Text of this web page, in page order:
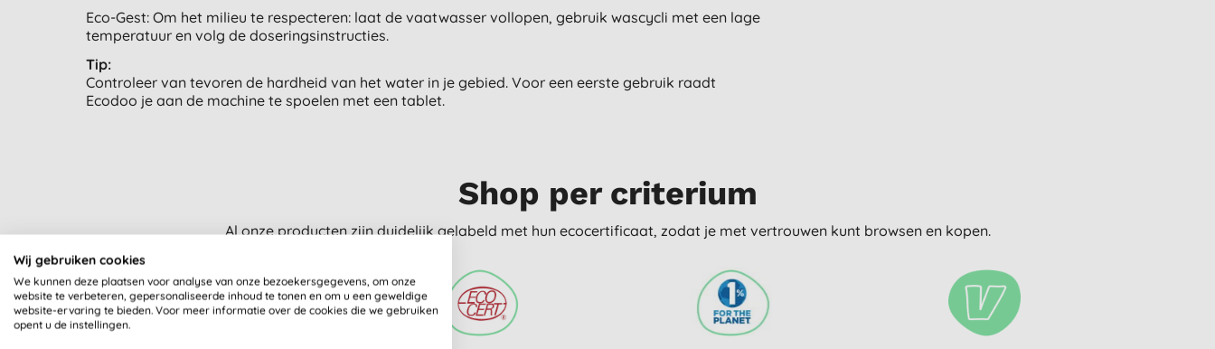
Eco-Gest: Om het milieu te respecteren: laat de vaatwasser vollopen, gebruik wascycli met een lage
temperatuur en volg de doseringsinstructies.
Tip:
Controleer van tevoren de hardheid van het water in je gebied. Voor een eerste gebruik raadt
Ecodoo je aan de machine te spoelen met een tablet.
Shop per criterium
Al onze producten zijn duidelijk gelabeld met hun ecocertificaat, zodat je met vertrouwen kunt browsen en kopen.
Wij gebruiken cookies
We kunnen deze plaatsen voor analyse van onze bezoekersgegevens, om onze
website te verbeteren, gepersonaliseerde inhoud te tonen en om u een geweldige
website-ervaring te bieden. Voor meer informatie over de cookies die we gebruiken
opent u de instellingen.